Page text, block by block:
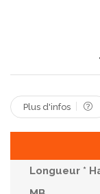
Plus d'infos